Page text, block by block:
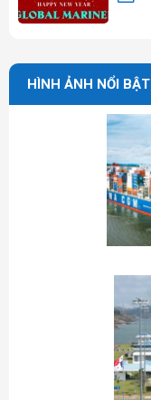
HÌNH ẢNH NỔI BẬT